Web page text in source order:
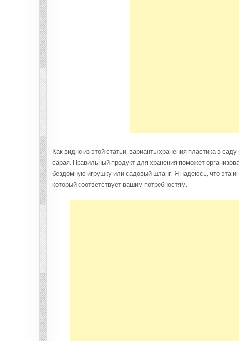
Как видно из этой статьи, варианты хранения пластика в
сарая. Правильный продукт для хранения поможет
бездомную игрушку или садовый шланг. Я надеюсь, что эта
который соответствует вашим потребностям.